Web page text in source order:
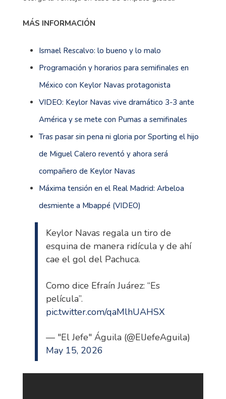
MÁS INFORMACIÓN
Ismael Rescalvo: lo bueno y lo malo
Programación y horarios para semifinales en
México con Keylor Navas protagonista
VIDEO: Keylor Navas vive dramático 3-3 ante
América y se mete con Pumas a semifinales
Tras pasar sin pena ni gloria por Sporting el hijo
de Miguel Calero reventó y ahora será
compañero de Keylor Navas
Máxima tensión en el Real Madrid: Arbeloa
desmiente a Mbappé (VIDEO)
Keylor Navas regala un tiro de
esquina de manera ridícula y de ahí
cae el gol del Pachuca.
Como dice Efraín Juárez: “Es
película”.
pic.twitter.com/qaMlhUAHSX
— "El Jefe" Águila (@ElJefeAguila)
May 15, 2026